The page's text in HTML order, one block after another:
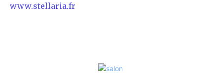
www.stellaria.fr